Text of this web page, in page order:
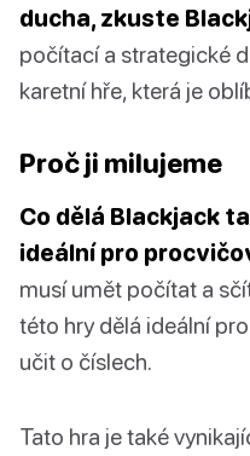
ducha, zkuste
počítací a strategické
karetní hře, která je
Proč ji milujeme
Co dělá Blackjack
ideální pro
musí umět počítat a
této hry dělá ideální
učit o číslech.
Tato hra je také